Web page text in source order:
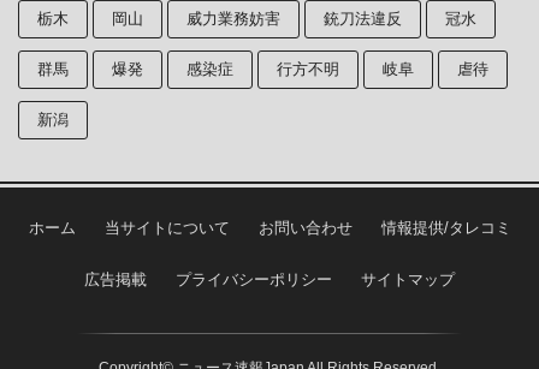
栃木 岡山 威力業務妨害 銃刀法違反 冠水
群馬 爆発 感染症 行方不明 岐阜 虐待
新潟
ホーム 当サイトについて お問い合わせ 情報提供/タレコミ
広告掲載 プライバシーポリシー サイトマップ